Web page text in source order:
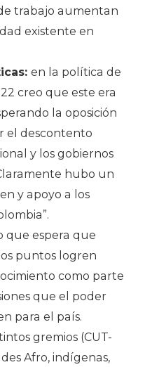
trabajo aumentan
existente en
en la política de
creo que este era
la oposición
el descontento
y los gobiernos
hubo un
y apoyo a los
que espera que
puntos logren
como parte
que el poder
para el país.
gremios (CUT-
Afro, indígenas,